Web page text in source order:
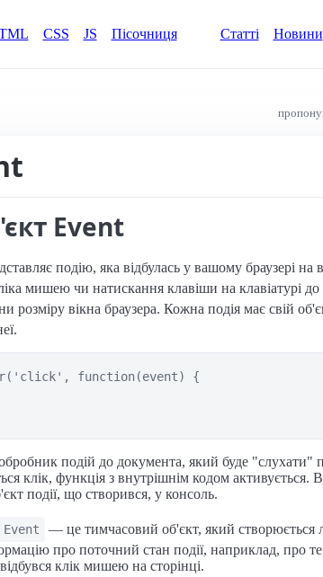
CSS JS Пісочниця Статті Новини
Event
подію, яка відбулась у вашому браузері на
мишею чи натискання клавіши на клавіатурі до
розміру вікна браузера. Кожна подія має свій
function(event) {
подій до документа, який буде "слухати"
клік, функція з внутрішнім кодом активується.
події, що створився, у консоль.
Event
— це тимчасовий об'єкт, який створюється
про поточний стан події, наприклад, про
клік мишею на сторінці.